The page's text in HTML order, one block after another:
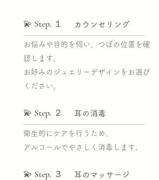
💫 Step. １ カウンセリング
お悩みや目的を伺い、つぼの位置を確
認します。
お好みのジュエリーデザインをお選び
ください。
💫 Step. ２ 耳の消毒
衛生的にケアを行うため、
アルコールでやさしく消毒します。
💫 Step. ３ 耳のマッサージ